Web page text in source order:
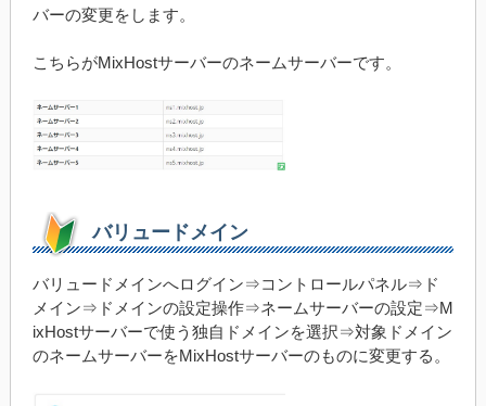
バーの変更をします。
こちらがMixHostサーバーのネームサーバーです。
バリュードメイン
バリュードメインへログイン⇒コントロールパネル⇒ド
メイン⇒ドメインの設定操作⇒ネームサーバーの設定⇒M
ixHostサーバーで使う独自ドメインを選択⇒対象ドメイン
のネームサーバーをMixHostサーバーのものに変更する。